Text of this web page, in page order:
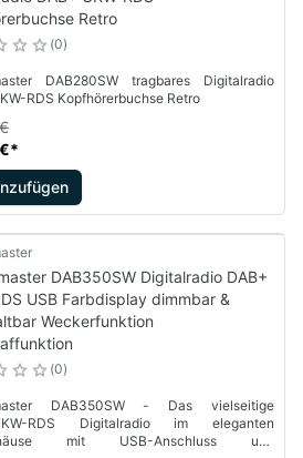
Retro
0
DAB280SW tragbares Digitalradio
RDS Kopfhörerbuchse Retro
*
DAB350SW Digitalradio DAB+
USB Farbdisplay dimmbar &
Weckerfunktion
0
DAB350SW - Das vielseitige
RDS Digitalradio im eleganten
mit USB-Anschluss und